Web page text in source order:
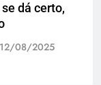
dá certo,
12/08/2025